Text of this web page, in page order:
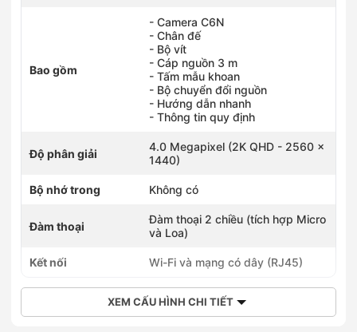
Bao gồm
- Camera C6N
- Chân đế
- Bộ vít
- Cáp nguồn 3 m
- Tấm mẫu khoan
- Bộ chuyển đổi nguồn
- Hướng dẫn nhanh
- Thông tin quy định
Độ phân giải
4.0 Megapixel (2K QHD - 2560 ×
1440)
Bộ nhớ trong Không có
Đàm thoại
Đàm thoại 2 chiều (tích hợp Micro
và Loa)
Kết nối Wi-Fi và mạng có dây (RJ45)
XEM CẤU HÌNH CHI TIẾT